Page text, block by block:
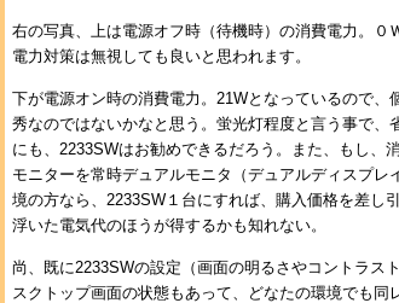
右の写真、上は電源オフ時（待機時）の消費電力。０
電力対策は無視しても良いと思われます。
下が電源オン時の消費電力。21Wとなっているので、
秀なのではないかなと思う。蛍光灯程度と言う事で、
にも、2233SWはお勧めできるだろう。また、もし、
モニターを常時デュアルモニタ（デュアルディスプレ
境の方なら、2233SW１台にすれば、購入価格を差し
浮いた電気代のほうが得するかも知れない。
尚、既に2233SWの設定（画面の明るさやコントラス
スクトップ画面の状態もあって、どなたの環境でも